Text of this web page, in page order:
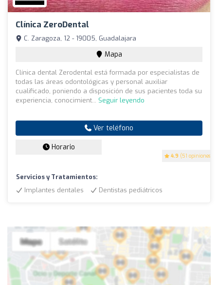
Clínica ZeroDental
4.9 (51 opiniones)
C. Zaragoza, 12 - 19005, Guadalajara
Mapa
Clínica dental Zerodental está formada por especialistas de
todas las áreas odontológicas y personal auxiliar
cualificado, poniendo a disposición de sus pacientes toda su
experiencia, conocimient... Seguir leyendo
Ver teléfono
Horario
Servicios y Tratamientos:
Implantes dentales
Dentistas pediátricos